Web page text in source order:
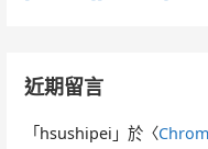
近期留言
「hsushipei 」於〈